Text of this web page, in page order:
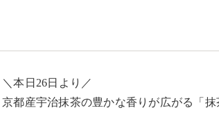
＼本日26日より／
京都産宇治抹茶の豊かな香りが広がる「